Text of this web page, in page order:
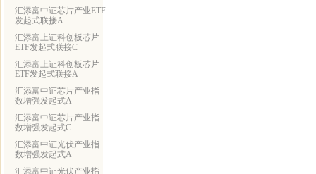
汇添富中证芯片产业ETF
发起式联接A
汇添富上证科创板芯片
ETF发起式联接C
汇添富上证科创板芯片
ETF发起式联接A
汇添富中证芯片产业指
数增强发起式A
汇添富中证芯片产业指
数增强发起式C
汇添富中证光伏产业指
数增强发起式A
汇添富中证光伏产业指